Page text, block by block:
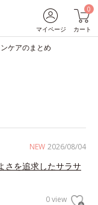
マイページ
0
カート
ケアのまとめ
NEW 2026/08/04
さを追求したサラサ
0 view